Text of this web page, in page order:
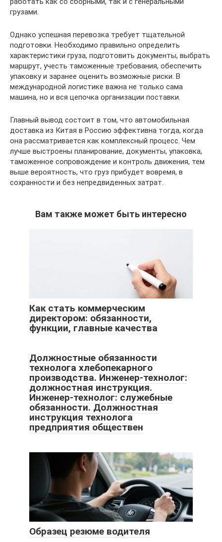
грузами.
Однако успешная перевозка требует тщательной
подготовки. Необходимо правильно определить
характеристики груза, подготовить документы, выбрать
маршрут, учесть таможенные требования, обеспечить
упаковку и заранее оценить возможные риски. В
международной логистике важна не только сама
машина, но и вся цепочка организации поставки.
Главный вывод состоит в том, что автомобильная
доставка из Китая в Россию эффективна тогда, когда
она рассматривается как комплексный процесс. Чем
лучше выстроены планирование, документы, упаковка,
таможенное сопровождение и контроль движения, тем
выше вероятность, что груз прибудет вовремя, в
сохранности и без непредвиденных затрат.
Вам также может быть интересно
Как стать коммерческим
директором: обязанности,
функции, главные качества
Должностные обязанности
технолога хлебопекарного
производства. Инженер-технолог:
должностная инструкция.
Инженер-технолог: служебные
обязанности. Должностная
инструкция технолога
предприятия обществен
Образец резюме водителя